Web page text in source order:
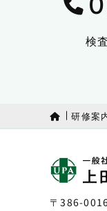
検
研修案
〒386-